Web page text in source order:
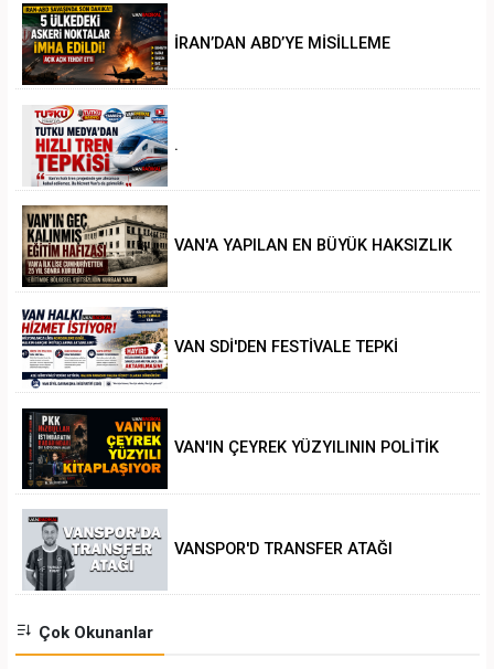
İRAN’DAN ABD’YE MİSİLLEME
.
VAN'A YAPILAN EN BÜYÜK HAKSIZLIK
VAN SDİ'DEN FESTİVALE TEPKİ
VAN'IN ÇEYREK YÜZYILININ POLİTİK
VANSPOR'D TRANSFER ATAĞI
Çok Okunanlar